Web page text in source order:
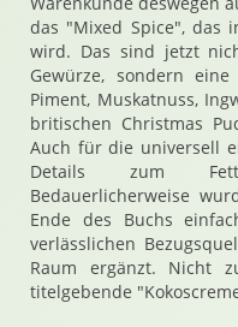
das "Mixed Spice", das
wird. Das sind jetzt
Gewürze, sondern
Piment, Muskatnuss,
britischen Christmas
Auch für die universell
Details zum
Bedauerlicherweise
Ende des Buchs
verlässlichen
Raum ergänzt. Nicht
titelgebende